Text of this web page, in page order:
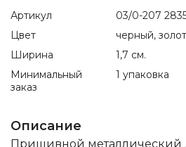
Артикул
03/0-207
Цвет
черный,
Ширина
1,7 см.
Минимальный
заказ
1 упаковка
Описание
Пришивной металлический